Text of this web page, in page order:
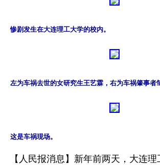
惨剧发生在大连理工大学的校内。
左为车祸去世的女研究生王艺霖，右为车祸肇事者
这是车祸现场。
【人民报消息】新年前两天，大连